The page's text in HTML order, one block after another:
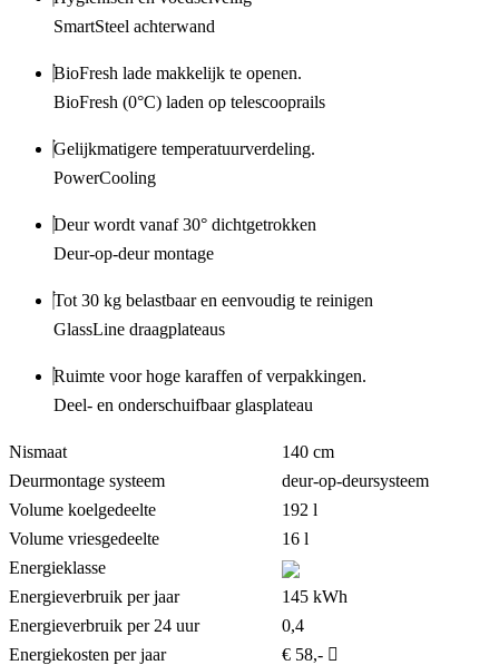
SmartSteel achterwand
BioFresh lade makkelijk te openen.
BioFresh (0°C) laden op telescooprails
Gelijkmatigere temperatuurverdeling.
PowerCooling
Deur wordt vanaf 30° dichtgetrokken
Deur-op-deur montage
Tot 30 kg belastbaar en eenvoudig te reinigen
GlassLine draagplateaus
Ruimte voor hoge karaffen of verpakkingen.
Deel- en onderschuifbaar glasplateau
Nismaat
140 cm
Deurmontage systeem
deur-op-deursysteem
Volume koelgedeelte
192 l
Volume vriesgedeelte
16 l
Energieklasse
Energieverbruik per jaar
145 kWh
Energieverbruik per 24 uur
0,4
Energiekosten per jaar
€ 58,-